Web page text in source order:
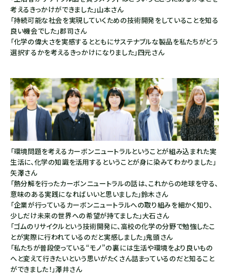
考えるきっかけができました」山本さん
「持続可能な社会を実現していくための技術開発をしていることを知る
良い機会でした」郡司さん
「化学の偉大さを実感するとともにサステナブルな製品を私たちがどう
選択するかを考えるきっかけになりました」四元さん
「環境問題を考えるカーボンニュートラルということが組み込まれた実
生活に、化学の知識を活用するということが身に染みてわかりました」
矢澤さん
「熱分解を行ったカーボンニュートラルの話は、これからの地球を守る、
意味のある実践になればいいと思いました」鈴木さん
「企業が行っているカーボンニュートラルへの取り組みを細かく知り、
少しだけ未来の世界への希望が持てました」大石さん
「ゴムのリサイクルという技術開発に、高校の化学の分野で勉強したこ
とが実際に行われているのだと実感しました」鬼頭さん
「私たちが普段使っている“モノ”の裏には生活や環境をより良いもの
へと変えて行きたいという思いがたくさん詰まっているのだと知ること
ができました！」澤井さん